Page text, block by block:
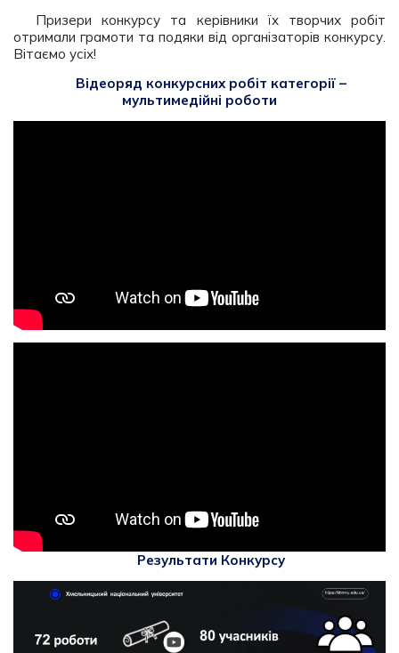
Призери конкурсу та керівники їх творчих робіт
отримали грамоти та подяки від організаторів конкурсу.
Вітаємо усіх!
Відеоряд конкурсних робіт категорії –
мультимедійні роботи
Результати Конкурсу